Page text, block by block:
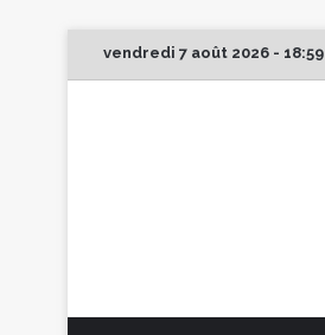
vendredi 7 août 2026 - 18:59